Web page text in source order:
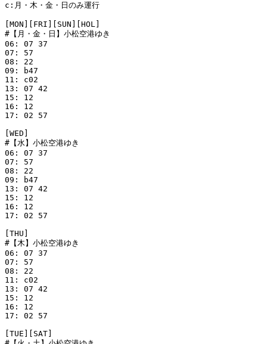
c:月・木・金・日のみ運行
[MON][FRI][SUN][HOL]
#【月・金・日】小松空港ゆき
06: 07 37
07: 57
08: 22
09: b47
11: c02
13: 07 42
15: 12
16: 12
17: 02 57
[WED]
#【水】小松空港ゆき
06: 07 37
07: 57
08: 22
09: b47
13: 07 42
15: 12
16: 12
17: 02 57
[THU]
#【木】小松空港ゆき
06: 07 37
07: 57
08: 22
11: c02
13: 07 42
15: 12
16: 12
17: 02 57
[TUE][SAT]